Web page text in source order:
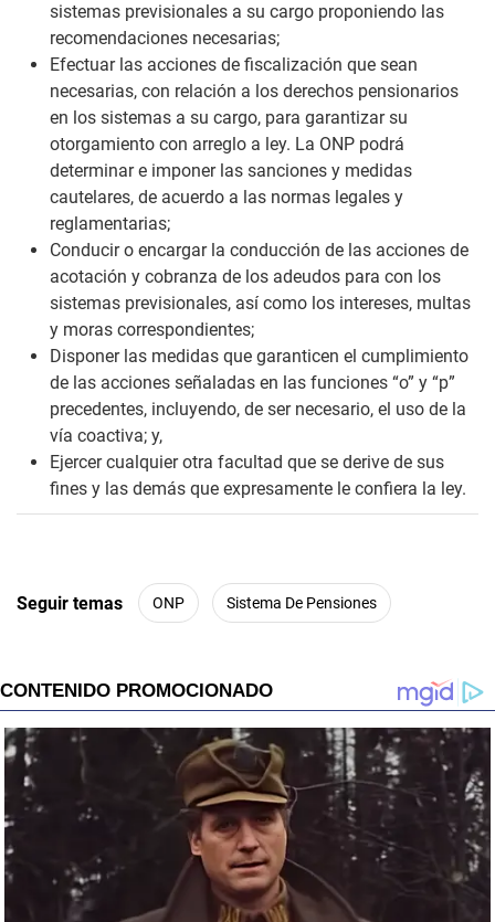
sistemas previsionales a su cargo proponiendo las
recomendaciones necesarias;
Efectuar las acciones de fiscalización que sean
necesarias, con relación a los derechos pensionarios
en los sistemas a su cargo, para garantizar su
otorgamiento con arreglo a ley. La ONP podrá
determinar e imponer las sanciones y medidas
cautelares, de acuerdo a las normas legales y
reglamentarias;
Conducir o encargar la conducción de las acciones de
acotación y cobranza de los adeudos para con los
sistemas previsionales, así como los intereses, multas
y moras correspondientes;
Disponer las medidas que garanticen el cumplimiento
de las acciones señaladas en las funciones “o” y “p”
precedentes, incluyendo, de ser necesario, el uso de la
vía coactiva; y,
Ejercer cualquier otra facultad que se derive de sus
fines y las demás que expresamente le confiera la ley.
Seguir temas ONP Sistema De Pensiones